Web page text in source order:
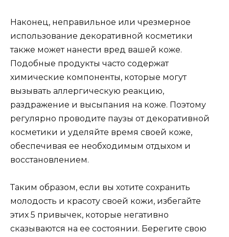
Наконец, неправильное или чрезмерное
использование декоративной косметики
также может нанести вред вашей коже.
Подобные продукты часто содержат
химические компоненты, которые могут
вызывать аллергическую реакцию,
раздражение и высыпания на коже. Поэтому
регулярно проводите паузы от декоративной
косметики и уделяйте время своей коже,
обеспечивая ее необходимым отдыхом и
восстановлением.
Таким образом, если вы хотите сохранить
молодость и красоту своей кожи, избегайте
этих 5 привычек, которые негативно
сказываются на ее состоянии. Берегите свою